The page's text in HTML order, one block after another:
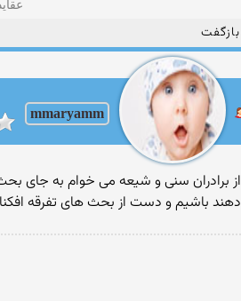
بازگفت
mmaryamm
از برادران سنی و شیعه می خوام به جای
دهند باشیم و دست از بحث های تفرقه